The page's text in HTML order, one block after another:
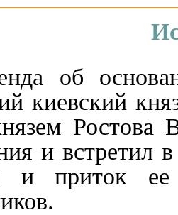
об
киевский
Ростова
и встретил
и приток ее